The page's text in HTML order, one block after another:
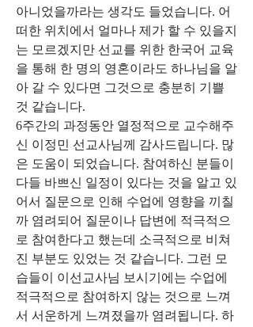
아니었을까라는 생각도 들었습니다. 어
떠한 위치에서 얼마나 제가 할 수 있을지
는 모르겠지만 선교를 위한 한국어 교육
을 통해 한 명의 영혼이라도 하나님을 알
아 갈 수 있다면 그것으로 충분히 기쁠
것 같습니다.
6주간의 과정동안 열정적으로 교수해주
신 이정민 선교사님께 감사드립니다. 많
은 도움이 되었습니다. 참여하신 분들이
다들 바쁘신 일정이 있다는 것을 알고 있
어서 질문으로 인해 수업에 영향을 끼칠
까 염려되어 질문이나 답변에 적극적으
로 참여한다고 했는데 소극적으로 비쳐
진 부분도 있었는 것 같습니다. 그런 모
습들이 이선교사님 보시기에는 수업에
적극적으로 참여하지 않는 것으로 느껴
서 서운하게 느껴졌을까 염려됩니다. 하